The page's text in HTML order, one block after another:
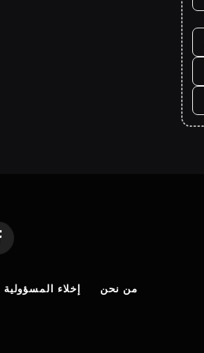
من نحن إخلاء المسؤولية